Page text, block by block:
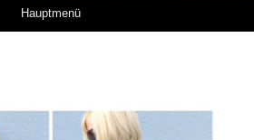
Hauptmenü